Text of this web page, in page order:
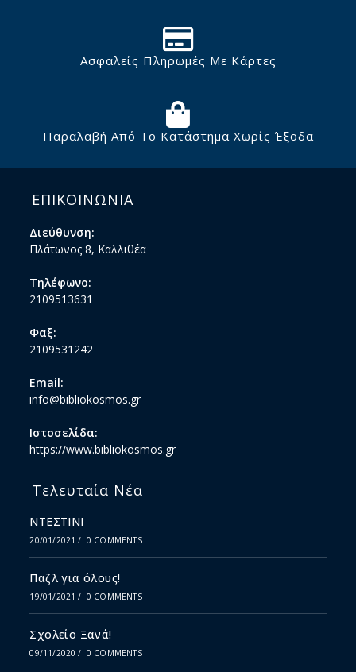
Ασφαλείς Πληρωμές Με Κάρτες
Παραλαβή Από Το Κατάστημα Χωρίς Έξοδα
ΕΠΙΚΟΙΝΩΝΙΑ
Διεύθυνση:
Πλάτωνος 8, Καλλιθέα
Τηλέφωνο:
2109513631
Φαξ:
2109531242
Email:
info@bibliokosmos.gr
Ιστοσελίδα:
https://www.bibliokosmos.gr
Τελευταία Νέα
ΝΤΕΣΤΙΝΙ
20/01/2021 / 0 COMMENTS
Παζλ για όλους!
19/01/2021 / 0 COMMENTS
Σχολείο Ξανά!
09/11/2020 / 0 COMMENTS